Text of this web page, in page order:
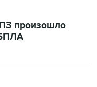
произошло